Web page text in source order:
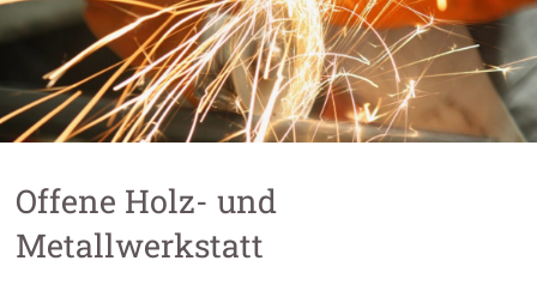
Offene Holz- und
Metallwerkstatt